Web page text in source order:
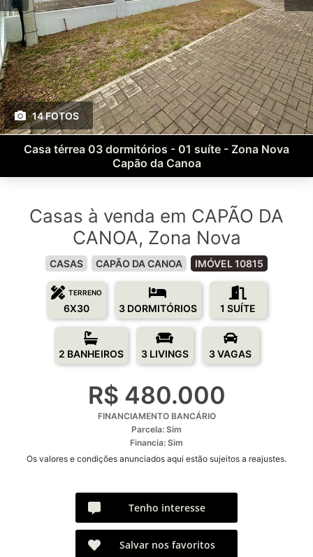
14 FOTOS
Casa térrea 03 dormitórios - 01 suíte - Zona Nova
Capão da Canoa
Casas à venda em CAPÃO DA
CANOA, Zona Nova
CASAS CAPÃO DA CANOA IMÓVEL 10815
TERRENO
6X30 3 DORMITÓRIOS 1 SUÍTE
2 BANHEIROS 3 LIVINGS 3 VAGAS
R$ 480.000
FINANCIAMENTO BANCÁRIO
Parcela: Sim
Financia: Sim
Os valores e condições anunciados aqui estão sujeitos a reajustes.
Tenho interesse
Salvar nos favoritos